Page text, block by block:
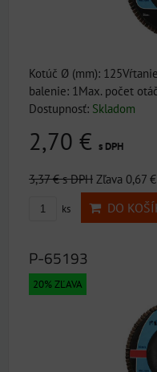
Kotúč Ø (mm):
balenie: 1Max. počet
Dostupnosť: Skladom
2,70 € s DPH
3,37 €s DPH Zľava 0,67 €
ks DO
P-65193
20% ZĽAVA